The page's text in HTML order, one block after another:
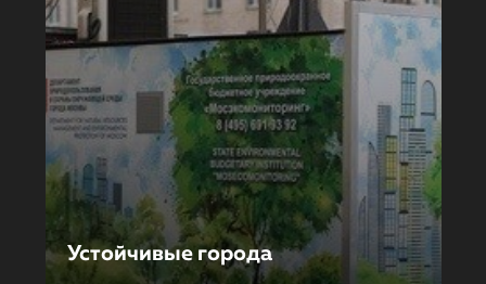
Устойчивые города